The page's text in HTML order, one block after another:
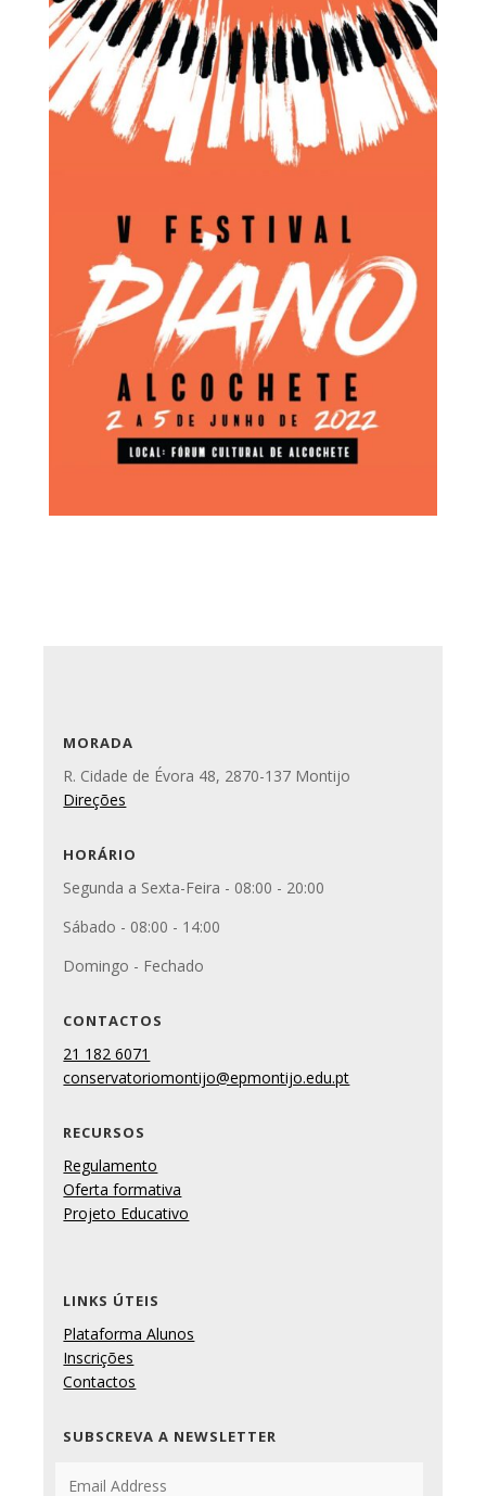
MORADA
R. Cidade de Évora 48, 2870-137 Montijo
Direções
HORÁRIO
Segunda a Sexta-Feira - 08:00 - 20:00
Sábado - 08:00 - 14:00
Domingo - Fechado
CONTACTOS
21 182 6071
conservatoriomontijo@epmontijo.edu.pt
RECURSOS
Regulamento
Oferta formativa
Projeto Educativo
LINKS ÚTEIS
Plataforma Alunos
Inscrições
Contactos
SUBSCREVA A NEWSLETTER